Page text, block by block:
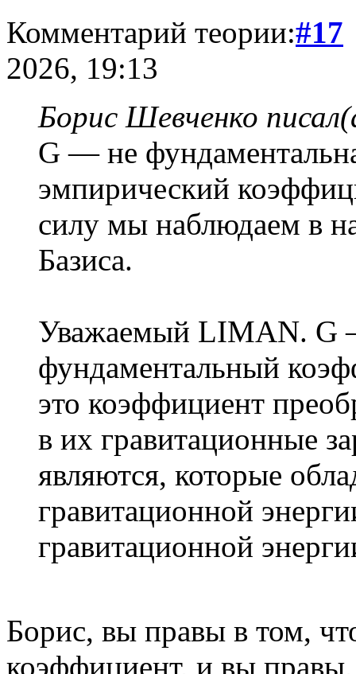
Комментарий теории:#17
2026, 19:13
Борис Шевченко
G — не
эмпирический
силу мы наблюдаем в
Базиса.
Уважаемый LIMAN. G –
фундаментальный
это коэффициент
в их гравитационные
являются, которые
гравитационной
гравитационной
Борис, вы правы в том,
коэффициент, и вы